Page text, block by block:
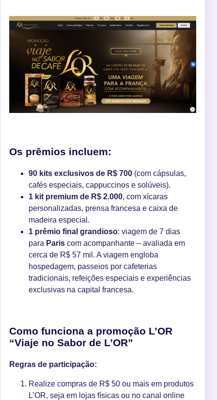
Os prêmios incluem:
90 kits exclusivos de R$ 700 (com cápsulas,
cafés especiais, cappuccinos e solúveis).
1 kit premium de R$ 2.000, com xícaras
personalizadas, prensa francesa e caixa de
madeira especial.
1 prêmio final grandioso: viagem de 7 dias
para Paris com acompanhante – avaliada em
cerca de R$ 57 mil. A viagem engloba
hospedagem, passeios por cafeterias
tradicionais, refeições especiais e experiências
exclusivas na capital francesa.
Como funciona a promoção L’OR
“Viaje no Sabor de L’OR”
Regras de participação:
Realize compras de R$ 50 ou mais em produtos
L’OR, seja em lojas físicas ou no canal online